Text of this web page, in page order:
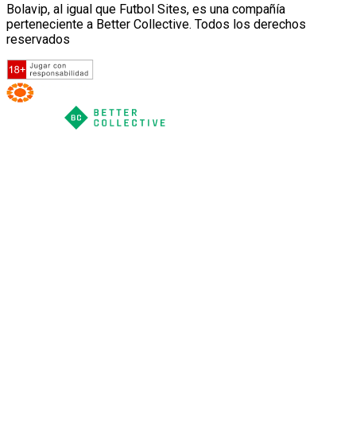
Bolavip, al igual que Futbol Sites, es una compañía
perteneciente a Better Collective. Todos los derechos
reservados